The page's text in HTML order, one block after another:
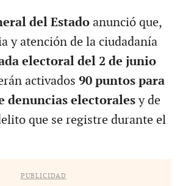
del Estadoanunció que,
y atención de la ciudadanía
electoral del 2 de junio
activados 90 puntos para
denuncias electoralesy de
que se registre durante el
PUBLICIDAD